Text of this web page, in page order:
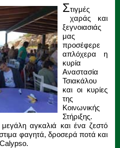
Στιγμές
χαράς και
ξεγνοιασιάς
μας
προσέφερε
απλόχερα η
κυρία
Αναστασία
Τσιακάλου
και οι κυρίες
της
Κοινωνικής
Στήριξης.
αγκαλιά και ένα ζεστό
φαγητά, δροσερά ποτά και